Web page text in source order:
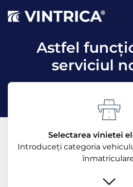
Astfel
serviciul
Selectarea vinietei
Introduceți categoria